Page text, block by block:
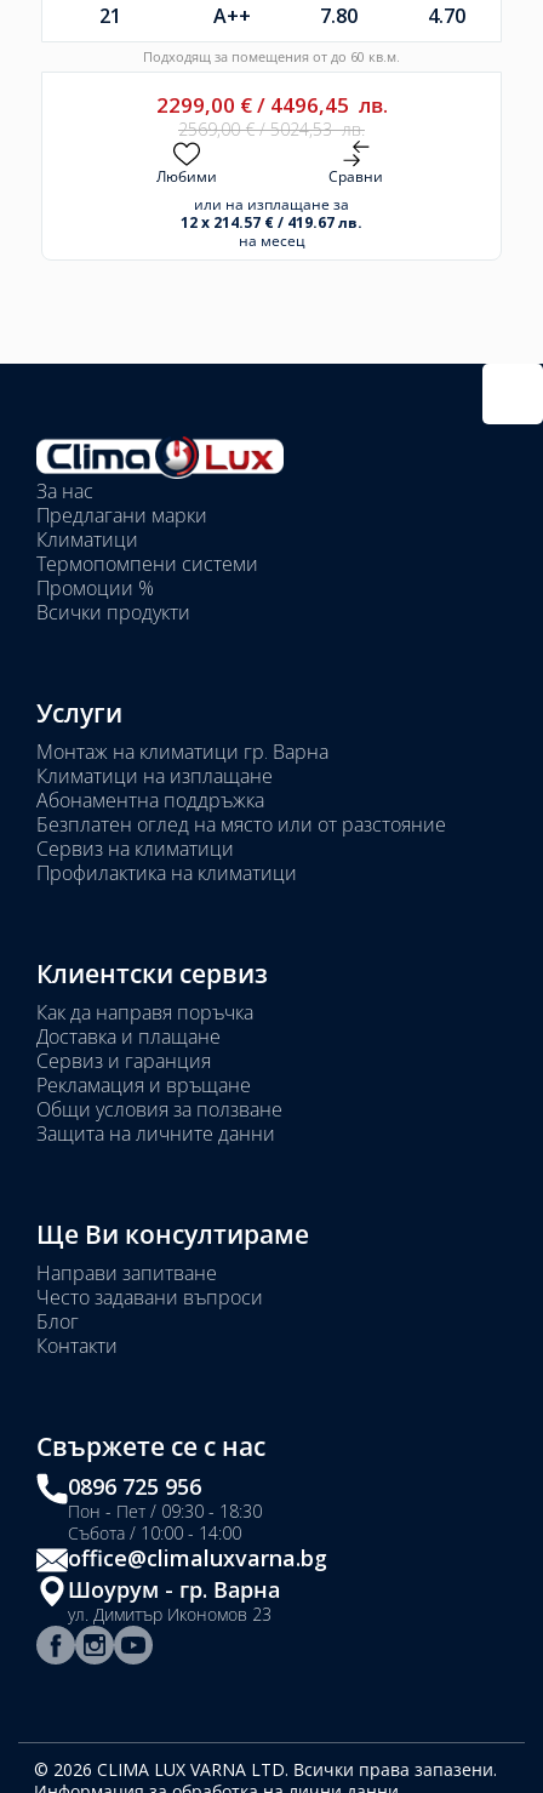
21 A++ 7.80 4.70
Подходящ за помещения от до 60 кв.м.
2299,00 €/ 4496,45 лв.
2569,00€/5024,53лв.
Любими
Сравни
или на изплащане за
12 x 214.57 € / 419.67 лв.
на месец
Избрани
вътрешни
тела:
Избрано
тяло:
За нас
Предлагани марки
Климатици
Термопомпени системи
Промоции %
Всички продукти
Услуги
Монтаж на климатици гр. Варна
Климатици на изплащане
Абонаментна поддръжка
Безплатен оглед на място или от разстояние
Сервиз на климатици
Профилактика на климатици
Клиентски сервиз
Как да направя поръчка
Доставка и плащане
Сервиз и гаранция
Рекламация и връщане
Общи условия за ползване
Защита на личните данни
Ще Ви консултираме
Направи запитване
Често задавани въпроси
Блог
Контакти
Свържете се с нас
0896 725 956
Пон - Пет / 09:30 - 18:30
Събота / 10:00 - 14:00
office@climaluxvarna.bg
Шоурум - гр. Варна
ул. Димитър Икономов 23
© 2026 CLIMA LUX VARNA LTD. Всички права запазени.